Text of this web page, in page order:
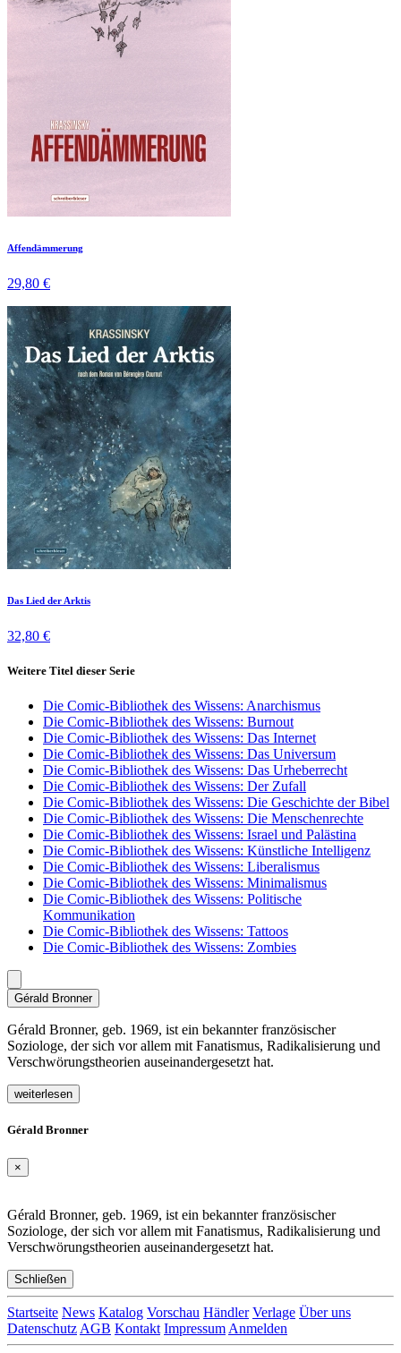
Affendämmerung
29,80 €
Das Lied der Arktis
32,80 €
Weitere Titel dieser Serie
Die Comic-Bibliothek des Wissens: Anarchismus
Die Comic-Bibliothek des Wissens: Burnout
Die Comic-Bibliothek des Wissens: Das Internet
Die Comic-Bibliothek des Wissens: Das Universum
Die Comic-Bibliothek des Wissens: Das Urheberrecht
Die Comic-Bibliothek des Wissens: Der Zufall
Die Comic-Bibliothek des Wissens: Die Geschichte der Bibel
Die Comic-Bibliothek des Wissens: Die Menschenrechte
Die Comic-Bibliothek des Wissens: Israel und Palästina
Die Comic-Bibliothek des Wissens: Künstliche Intelligenz
Die Comic-Bibliothek des Wissens: Liberalismus
Die Comic-Bibliothek des Wissens: Minimalismus
Die Comic-Bibliothek des Wissens: Politische
Kommunikation
Die Comic-Bibliothek des Wissens: Tattoos
Die Comic-Bibliothek des Wissens: Zombies
Gérald Bronner
Gérald Bronner, geb. 1969, ist ein bekannter französischer
Soziologe, der sich vor allem mit Fanatismus, Radikalisierung und
Verschwörungstheorien auseinandergesetzt hat.
weiterlesen
Gérald Bronner
×
Gérald Bronner, geb. 1969, ist ein bekannter französischer
Soziologe, der sich vor allem mit Fanatismus, Radikalisierung und
Verschwörungstheorien auseinandergesetzt hat.
Schließen
Startseite News Katalog Vorschau Händler Verlage Über uns
Datenschutz AGB Kontakt Impressum Anmelden